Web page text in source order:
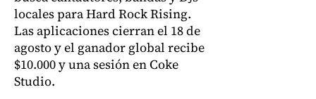
locales para Hard Rock Rising.
Las aplicaciones cierran el 18 de
agosto y el ganador global recibe
$10.000 y una sesión en Coke
Studio.